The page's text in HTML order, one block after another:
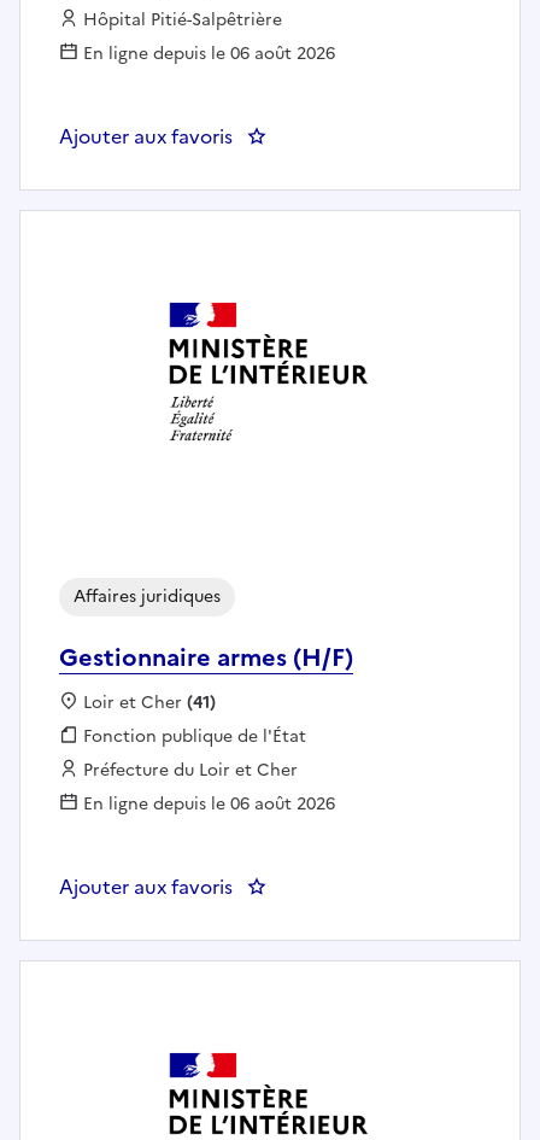
Employeur :
Hôpital Pitié-Salpêtrière
En ligne depuis le 06 août 2026
Ajouter aux favoris : Aide soignante Médecine
Gestionnaire armes (H/F)
Affaires juridiques
Localisation :
Loir et Cher (41)
Fonction publique :
Fonction publique de l'État
Employeur :
Préfecture du Loir et Cher
En ligne depuis le 06 août 2026
Ajouter aux favoris : Gestionnaire armes (H/F)